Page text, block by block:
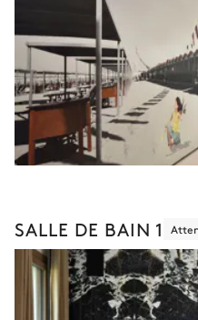
SALLE DE BAIN 1